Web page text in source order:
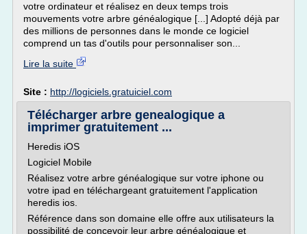
votre ordinateur et réalisez en deux temps trois
mouvements votre arbre généalogique [...] Adopté déjà par
des millions de personnes dans le monde ce logiciel
comprend un tas d'outils pour personnaliser son...
Lire la suite
Site : http://logiciels.gratuiciel.com
Télécharger arbre genealogique a
imprimer gratuitement ...
Heredis iOS
Logiciel Mobile
Réalisez votre arbre généalogique sur votre iphone ou
votre ipad en téléchargeant gratuitement l'application
heredis ios.
Référence dans son domaine elle offre aux utilisateurs la
possibilité de concevoir leur arbre généalogique et